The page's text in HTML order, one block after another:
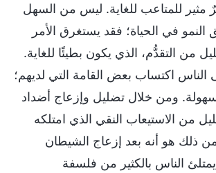
مثير للمتاعب للغاية. ليس من السهل
في الحياة؛ فقد يستغرق الأمر
من التقدُّم، الذي يكون بطيئًا للغاية.
اكتساب بعض القامة التي لديهم؛
ومن خلال تضليل وإزعاج أضداد
من الاستيعاب النقي الذي امتلكه
ذلك هو أنه بعد إزعاج الشيطان
الناس بالكثير من فلسفة